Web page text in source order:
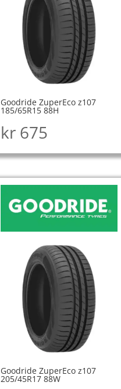
Goodride ZuperEco z107
185/65R15 88H
kr675
Goodride ZuperEco z107
205/45R17 88W